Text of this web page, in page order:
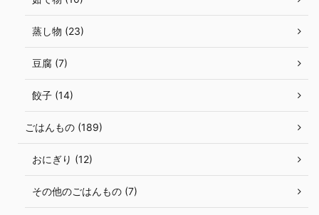
蒸し物 (23)
豆腐 (7)
餃子 (14)
ごはんもの (189)
おにぎり (12)
その他のごはんもの (7)